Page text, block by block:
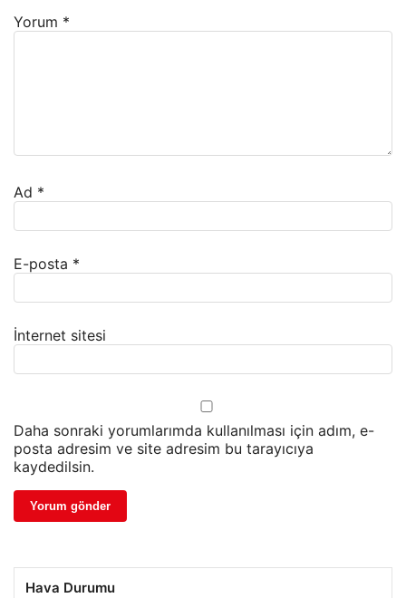
Yorum *
Ad *
E-posta *
İnternet sitesi
Daha sonraki yorumlarımda kullanılması için adım, e-
posta adresim ve site adresim bu tarayıcıya
kaydedilsin.
Hava Durumu